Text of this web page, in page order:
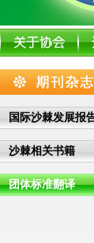
国际沙棘发展报
沙棘相关书籍
团体标准翻译